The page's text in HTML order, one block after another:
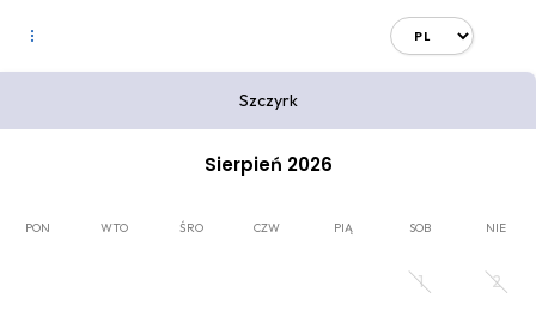
Zapisz się do naszego Newsletter'a i otrzymuj
informacje o promocjach i nowych pakietach.
Szczyrk
Sierpień 2026
PON WTO ŚRO CZW PIĄ SOB NIE
1 2